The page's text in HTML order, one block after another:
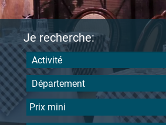
Je recherche:
Activité
Département